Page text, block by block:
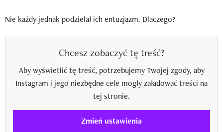
Nie każdy jednak podzielał ich entuzjazm. Dlaczego?
Chcesz zobaczyć tę treść?
Aby wyświetlić tę treść, potrzebujemy Twojej zgody, aby
Instagram i jego niezbędne cele mogły załadować treści na
tej stronie.
Zmień ustawienia